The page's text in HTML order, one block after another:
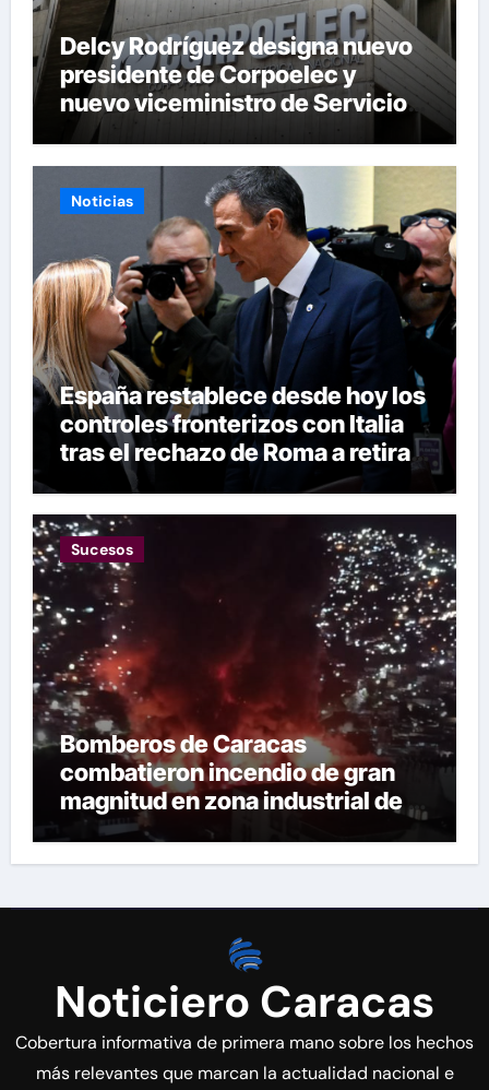
Delcy Rodríguez designa nuevo
presidente de Corpoelec y
nuevo viceministro de Servicios
Eléctricos
Noticias
España restablece desde hoy los
controles fronterizos con Italia
tras el rechazo de Roma a retirar
las restricciones
Sucesos
Bomberos de Caracas
combatieron incendio de gran
magnitud en zona industrial de El
Llanito
Noticiero Caracas
Cobertura informativa de primera mano sobre los hechos
más relevantes que marcan la actualidad nacional e